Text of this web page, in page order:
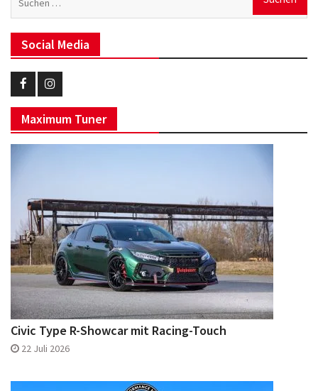
nach:
Social Media
FacebookInstagram
Maximum Tuner
Civic Type R-Showcar mit Racing-Touch
22 Juli 2026